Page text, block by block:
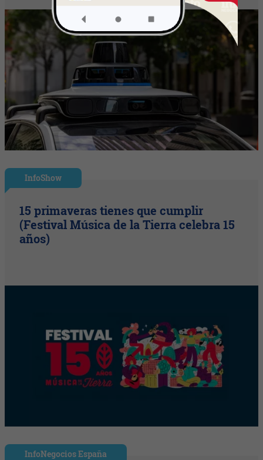
InfoShow
15 primaveras tienes que cumplir
(Festival Música de la Tierra celebra 15
años)
InfoNegocios España